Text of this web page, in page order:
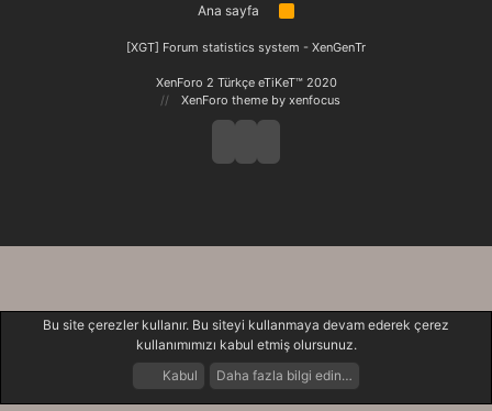
Ana sayfa
R
[XGT] Forum statistics system - XenGenTr
XenForo 2 Türkçe eTiKeT™ 2020
XenForo theme by xenfocus
Neler Yeni Giriş Yap
Bu site çerezler kullanır. Bu siteyi kullanmaya devam ederek çerez
kullanımımızı kabul etmiş olursunuz.
Kabul
Daha fazla bilgi edin…